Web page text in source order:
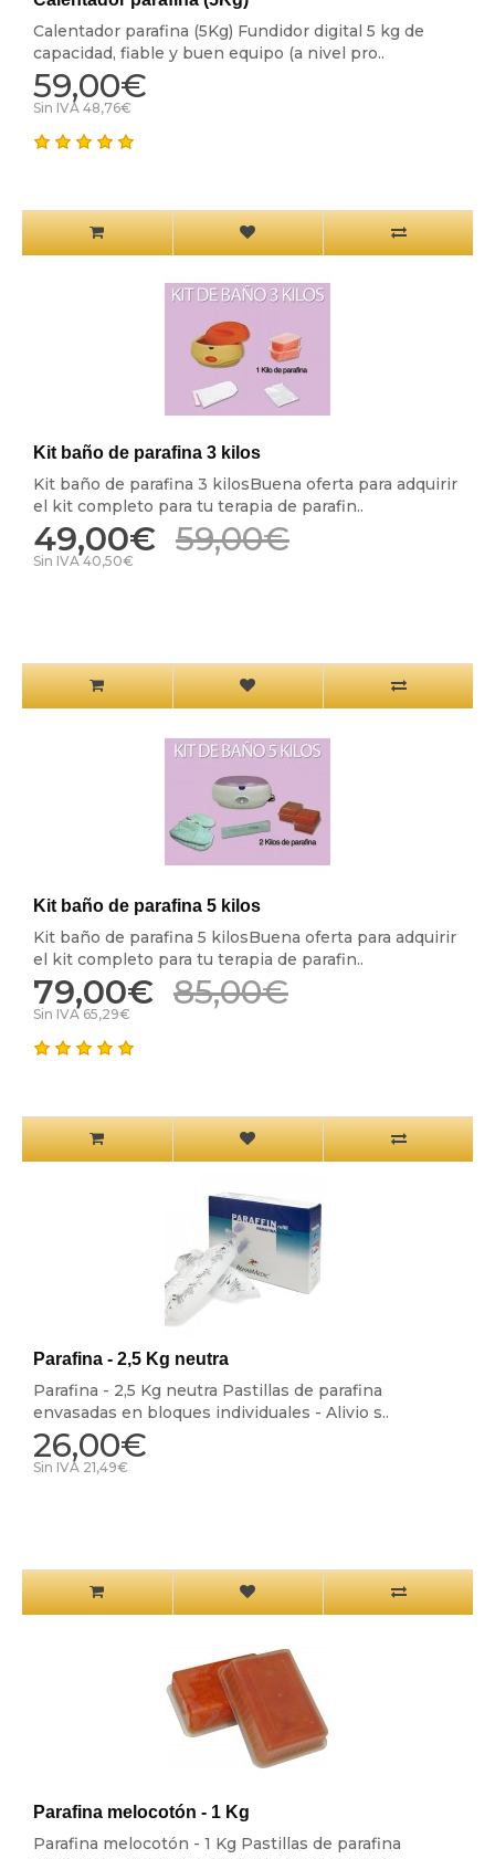
Calentador parafina (5Kg) Fundidor digital 5 kg de
capacidad, fiable y buen equipo (a nivel pro..
59,00€
Sin IVA 48,76€
Kit baño de parafina 3 kilos
Kit baño de parafina 3 kilosBuena oferta para adquirir
el kit completo para tu terapia de parafin..
49,00€ 59,00€
Sin IVA 40,50€
Kit baño de parafina 5 kilos
Kit baño de parafina 5 kilosBuena oferta para adquirir
el kit completo para tu terapia de parafin..
79,00€ 85,00€
Sin IVA 65,29€
Parafina - 2,5 Kg neutra
Parafina - 2,5 Kg neutra Pastillas de parafina
envasadas en bloques individuales - Alivio s..
26,00€
Sin IVA 21,49€
Parafina melocotón - 1 Kg
Parafina melocotón - 1 Kg Pastillas de parafina